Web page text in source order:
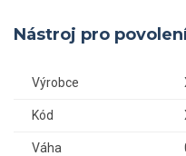
Nástroj pro
Výrobce
Kód
Váha